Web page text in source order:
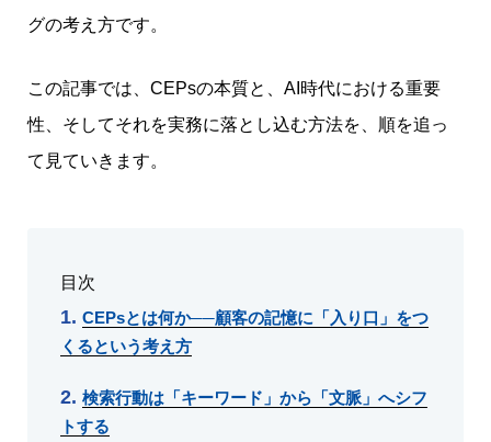
グの考え方です。
この記事では、CEPsの本質と、AI時代における重要
性、そしてそれを実務に落とし込む方法を、順を追っ
て見ていきます。
目次
CEPsとは何か──顧客の記憶に「入り口」をつ
くるという考え方
検索行動は「キーワード」から「文脈」へシフ
トする